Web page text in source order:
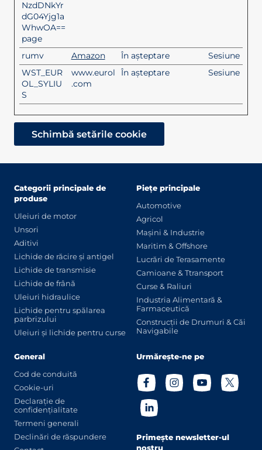
NzdDNkYr
dG04Yjg1a
WhwOA==
page
rumv Amazon În așteptare
Sesiune
WST_EUR
OL_SYLIU
S
www.eurol
.com
În așteptare Sesiune
Schimbă setările cookie
Categorii principale de
produse
Uleiuri de motor
Unsori
Aditivi
Lichide de răcire și antigel
Lichide de transmisie
Lichide de frână
Uleiuri hidraulice
Lichide pentru spălarea
parbrizului
Uleiuri și lichide pentru curse
Piețe principale
Automotive
Agricol
Mașini & Industrie
Maritim & Offshore
Lucrări de Terasamente
Camioane & Ttransport
Curse & Raliuri
Industria Alimentară &
Farmaceutică
Construcții de Drumuri & Căi
Navigabile
General
Cod de conduită
Cookie-uri
Declarație de
confidențialitate
Termeni generali
Declinări de răspundere
Urmărește-ne pe
Primește newsletter-ul
nostru